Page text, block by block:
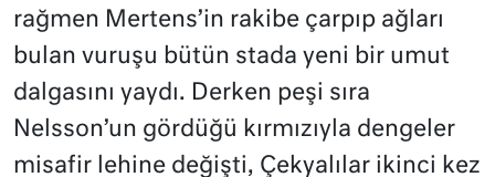
rağmen Mertens’in rakibe çarpıp ağları
bulan vuruşu bütün stada yeni bir umut
dalgasını yaydı. Derken peşi sıra
Nelsson’un gördüğü kırmızıyla dengeler
misafir lehine değişti, Çekyalılar ikinci kez